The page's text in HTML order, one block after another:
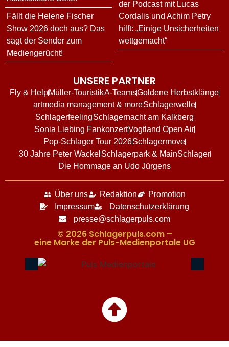
Fällt die Helene Fischer
Show 2026 doch aus? Das
sagt der Sender zum
Mediengerücht!
der Podcast mit Lucas
Cordalis und Achim Petry
hilft: „Einige Unsicherheiten
wettgemacht“
UNSERE PARTNER
Fly & HelpMüller-TouristikA-TeamsGoldene Herbstklänge
artmedia management & moreSchlagerwelle
SchlagerfeelingSchlagernacht am Kalkberg
Sonia Liebing FankonzertVogtland Open Air
Pop-Schlager Tour 2026Schlagermove
30 Jahre Peter Wackel Schlagerpark & MainSchlager
Die Hommage an Udo Jürgens
Über uns Redaktion
Promotion
Impressum
Datenschutzerklärung
presse@schlagerpuls.com
© 2026 Schlagerpuls.com –
eine Marke der Puls-Medienportale UG​